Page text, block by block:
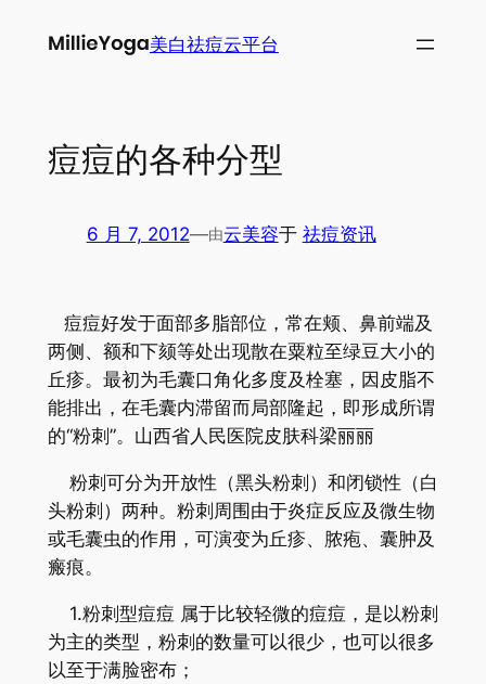
美白祛痘云平台
痘痘的各种分型
6 月 7, 2012—由云美容于 祛痘资讯
痘痘好发于面部多脂部位，常在颊、鼻前端及
两侧、额和下颏等处出现散在粟粒至绿豆大小的
丘疹。最初为毛囊口角化多度及栓塞，因皮脂不
能排出，在毛囊内滞留而局部隆起，即形成所谓
的“粉刺”。山西省人民医院皮肤科梁丽丽
粉刺可分为开放性（黑头粉刺）和闭锁性（白
头粉刺）两种。粉刺周围由于炎症反应及微生物
或毛囊虫的作用，可演变为丘疹、脓疱、囊肿及
瘢痕。
1.粉刺型痘痘 属于比较轻微的痘痘，是以粉刺
为主的类型，粉刺的数量可以很少，也可以很多
以至于满脸密布；